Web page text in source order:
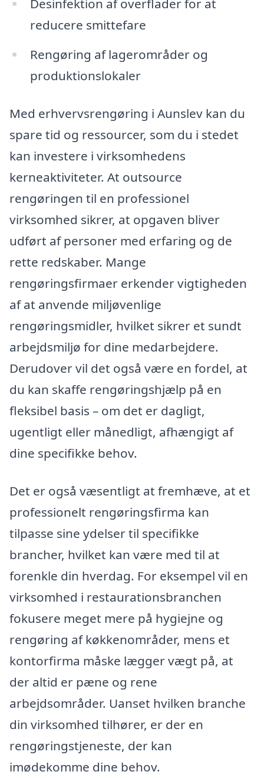
Desinfektion af overflader for at
reducere smittefare
Rengøring af lagerområder og
produktionslokaler
Med erhvervsrengøring i Aunslev kan du
spare tid og ressourcer, som du i stedet
kan investere i virksomhedens
kerneaktiviteter. At outsource
rengøringen til en professionel
virksomhed sikrer, at opgaven bliver
udført af personer med erfaring og de
rette redskaber. Mange
rengøringsfirmaer erkender vigtigheden
af at anvende miljøvenlige
rengøringsmidler, hvilket sikrer et sundt
arbejdsmiljø for dine medarbejdere.
Derudover vil det også være en fordel, at
du kan skaffe rengøringshjælp på en
fleksibel basis – om det er dagligt,
ugentligt eller månedligt, afhængigt af
dine specifikke behov.
Det er også væsentligt at fremhæve, at et
professionelt rengøringsfirma kan
tilpasse sine ydelser til specifikke
brancher, hvilket kan være med til at
forenkle din hverdag. For eksempel vil en
virksomhed i restaurationsbranchen
fokusere meget mere på hygiejne og
rengøring af køkkenområder, mens et
kontorfirma måske lægger vægt på, at
der altid er pæne og rene
arbejdsområder. Uanset hvilken branche
din virksomhed tilhører, er der en
rengøringstjeneste, der kan
imødekomme dine behov.